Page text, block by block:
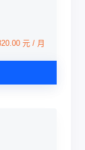
元 / 月